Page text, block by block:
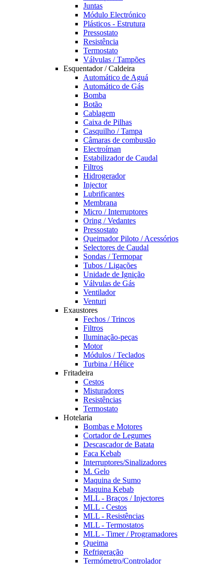
Juntas
Módulo Electrónico
Plásticos - Estrutura
Pressostato
Resistência
Termostato
Válvulas / Tampões
Esquentador / Caldeira
Automático de Aguá
Automático de Gás
Bomba
Botão
Cablagem
Caixa de Pilhas
Casquilho / Tampa
Câmaras de combustão
Electroíman
Estabilizador de Caudal
Filtros
Hidrogerador
Injector
Lubrificantes
Membrana
Micro / Interruptores
Oring / Vedantes
Pressostato
Queimador Piloto / Acessórios
Selectores de Caudal
Sondas / Termopar
Tubos / Ligações
Unidade de Ignição
Válvulas de Gás
Ventilador
Venturi
Exaustores
Fechos / Trincos
Filtros
Iluminação-peças
Motor
Módulos / Teclados
Turbina / Hélice
Fritadeira
Cestos
Misturadores
Resistências
Termostato
Hotelaria
Bombas e Motores
Cortador de Legumes
Descascador de Batata
Faca Kebab
Interruptores/Sinalizadores
M. Gelo
Maquina de Sumo
Maquina Kebab
MLL - Braços / Injectores
MLL - Cestos
MLL - Resistências
MLL - Termostatos
MLL - Timer / Programadores
Queima
Refrigeração
Termómetro/Controlador